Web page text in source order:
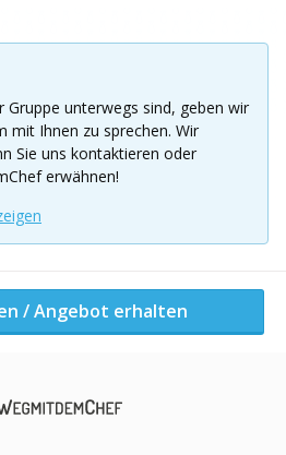
10 Pers. auf
durchführbar
Fun Challenge:
der Olympiade mit turide
angegeben (je nach
unterwegs sind, geben wir
mit Ihnen zu sprechen. Wir
Sie uns kontaktieren oder
erwähnen!
/ Angebot erhalten